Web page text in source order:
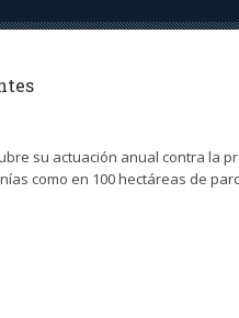
su actuación anual contra la
como en 100 hectáreas de